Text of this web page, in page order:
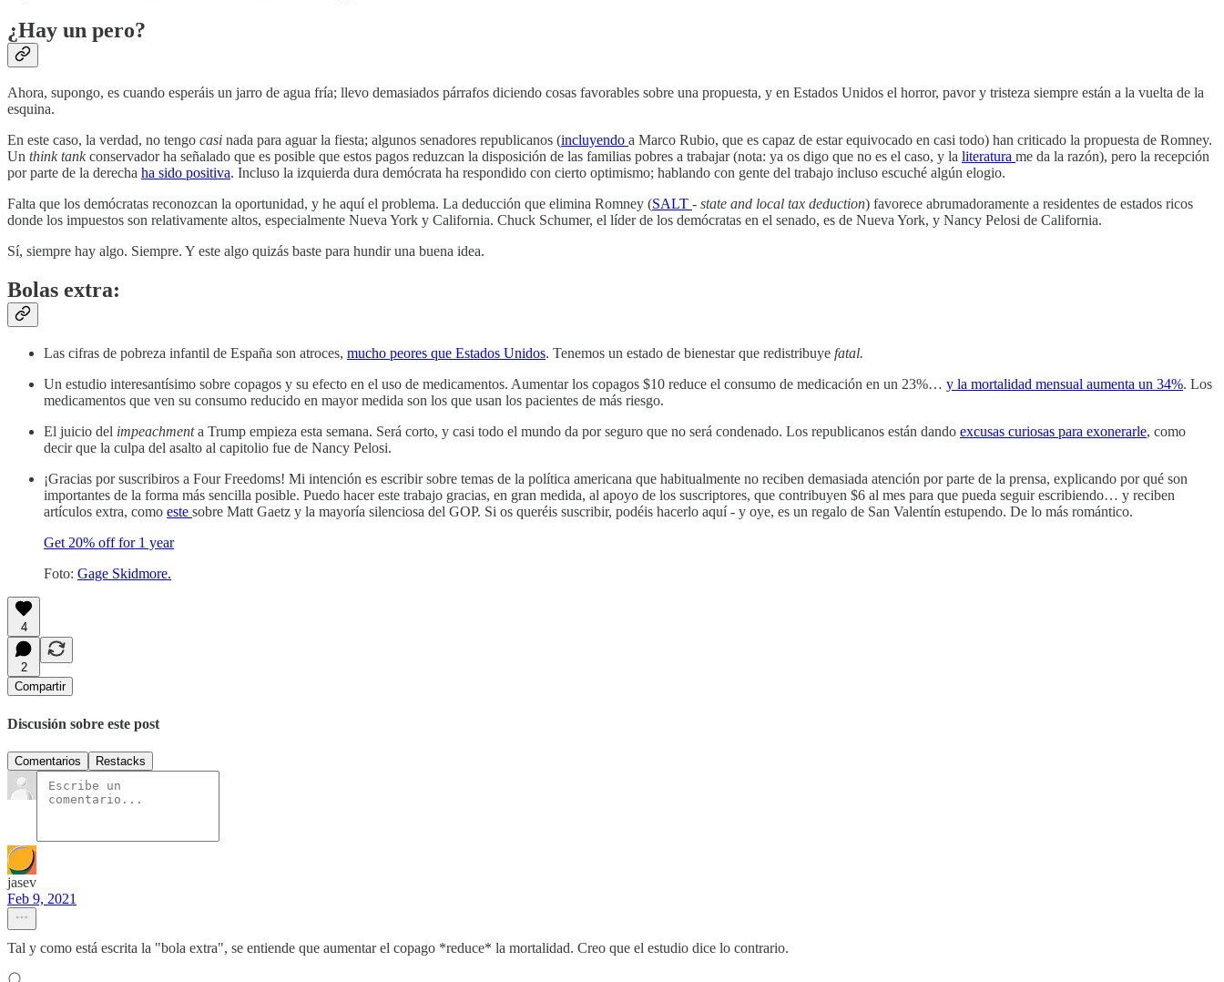
¿Hay un pero?
Ahora, supongo, es cuando esperáis un jarro de agua fría; llevo demasiados párrafos diciendo cosas favorables sobre una propuesta, y en Estados Unidos el horror, pavor y tristeza siempre están a la vuelta de la
esquina.
En este caso, la verdad, no tengo casi nada para aguar la fiesta; algunos senadores republicanos (incluyendo a Marco Rubio, que es capaz de estar equivocado en casi todo) han criticado la propuesta de Romney.
Un think tankconservador ha señalado que es posible que estos pagos reduzcan la disposición de las familias pobres a trabajar (nota: ya os digo que no es el caso, y la literatura me da la razón), pero la recepción
por parte de la derecha ha sido positiva. Incluso la izquierda dura demócrata ha respondido con cierto optimismo; hablando con gente del trabajo incluso escuché algún elogio.
Falta que los demócratas reconozcan la oportunidad, y he aquí el problema. La deducción que elimina Romney (SALT - state and local tax deduction) favorece abrumadoramente a residentes de estados ricos
donde los impuestos son relativamente altos, especialmente Nueva York y California. Chuck Schumer, el líder de los demócratas en el senado, es de Nueva York, y Nancy Pelosi de California.
Sí, siempre hay algo. Siempre. Y este algo quizás baste para hundir una buena idea.
Bolas extra:
Las cifras de pobreza infantil de España son atroces, mucho peores que Estados Unidos. Tenemos un estado de bienestar que redistribuye fatal.
Un estudio interesantísimo sobre copagos y su efecto en el uso de medicamentos. Aumentar los copagos $10 reduce el consumo de medicación en un 23%… y la mortalidad mensual aumenta un 34%. Los
medicamentos que ven su consumo reducido en mayor medida son los que usan los pacientes de más riesgo.
El juicio del impeachmenta Trump empieza esta semana. Será corto, y casi todo el mundo da por seguro que no será condenado. Los republicanos están dando excusas curiosas para exonerarle, como
decir que la culpa del asalto al capitolio fue de Nancy Pelosi.
¡Gracias por suscribiros a Four Freedoms! Mi intención es escribir sobre temas de la política americana que habitualmente no reciben demasiada atención por parte de la prensa, explicando por qué son
importantes de la forma más sencilla posible. Puedo hacer este trabajo gracias, en gran medida, al apoyo de los suscriptores, que contribuyen $6 al mes para que pueda seguir escribiendo… y reciben
artículos extra, como este sobre Matt Gaetz y la mayoría silenciosa del GOP. Si os queréis suscribir, podéis hacerlo aquí - y oye, es un regalo de San Valentín estupendo. De lo más romántico.
Get 20% off for 1 year
Foto: Gage Skidmore.
4
2
Compartir
Discusión sobre este post
Comentarios Restacks
jasev
Feb 9, 2021
Tal y como está escrita la "bola extra", se entiende que aumentar el copago *reduce* la mortalidad. Creo que el estudio dice lo contrario.